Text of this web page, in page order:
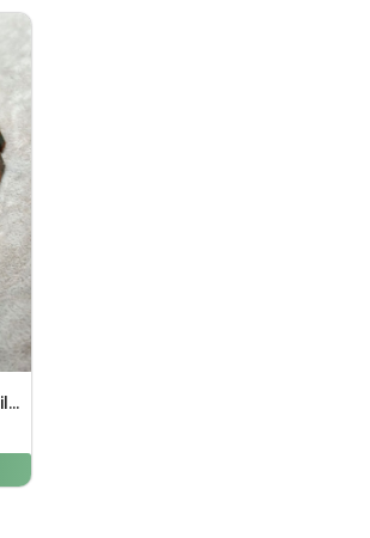
Unakit Doğal Taş Gümüş Bileklik
fiyat: ₺3.538,00.